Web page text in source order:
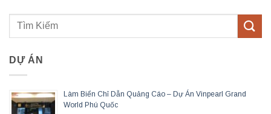
DỰ ÁN
Làm Biển Chỉ Dẫn Quảng Cáo – Dự Án Vinpearl Grand
World Phú Quốc